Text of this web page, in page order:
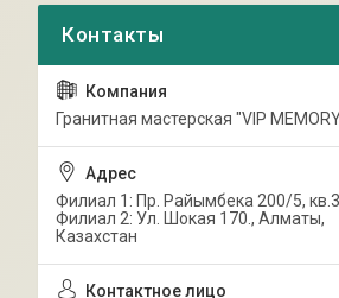
Гранитная мастерская "VIP
Филиал 1: Пр. Райымбека 200/5, кв.3
Филиал 2: Ул. Шокая 170., Алматы,
Казахстан